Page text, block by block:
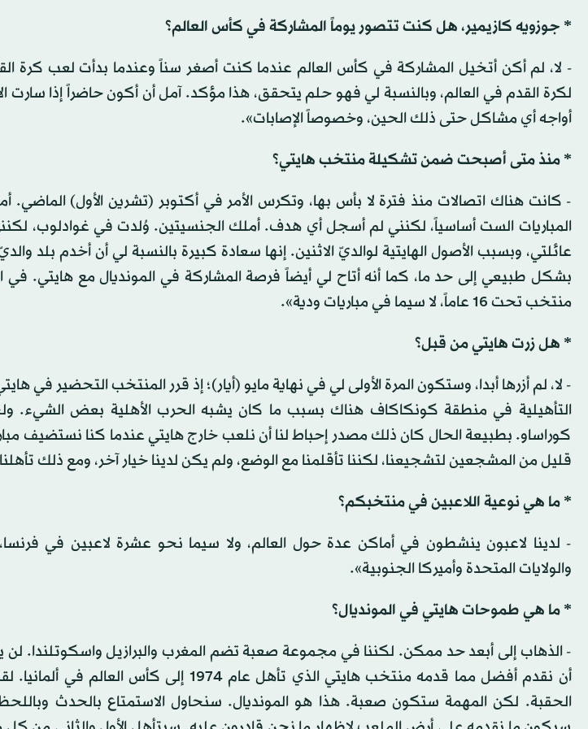
* جوزويه كازيمير، هل كنت تتصور يوماً المشاركة في كأس العالم؟
- لا، لم أكن أتخيل المشاركة في كأس العالم عندما كنت أصغر سناً وعندما بدأت لعب كرة
لكرة القدم في العالم، وبالنسبة لي فهو حلم يتحقق، هذا مؤكد. آمل أن أكون حاضراً إذا سارت
أواجه أي مشاكل حتى ذلك الحين، وخصوصاً الإصابات».
* منذ متى أصبحت ضمن تشكيلة منتخب هايتي؟
- كانت هناك اتصالات منذ فترة لا بأس بها، وتكرس الأمر في أكتوبر (تشرين الأول)
المباريات الست أساسياً، لكنني لم أسجل أي هدف. أملك الجنسيتين. وُلدت في غوادلوب،
عائلتي، وبسبب الأصول الهايتية لوالديّ الاثنين. إنها سعادة كبيرة بالنسبة لي أن أخدم بلد
بشكل طبيعي إلى حد ما، كما أنه أتاح لي أيضاً فرصة المشاركة في المونديال مع هايتي. في
منتخب تحت 16 عاماً، لا سيما في مباريات ودية».
* هل زرت هايتي من قبل؟
- لا، لم أزرها أبدا، وستكون المرة الأولى لي في نهاية مايو (أيار)؛ إذ قرر المنتخب التحضير في
التأهيلية في منطقة كونكاكاف هناك بسبب ما كان يشبه الحرب الأهلية بعض الشيء.
كوراساو. بطبيعة الحال كان ذلك مصدر إحباط لنا أن نلعب خارج هايتي عندما كنا نستضيف
قليل من المشجعين لتشجيعنا، لكننا تأقلمنا مع الوضع، ولم يكن لدينا خيار آخر، ومع ذلك
* ما هي نوعية اللاعبين في منتخبكم؟
- لدينا لاعبون ينشطون في أماكن عدة حول العالم، ولا سيما نحو عشرة لاعبين في
والولايات المتحدة وأميركا الجنوبية».
* ما هي طموحات هايتي في المونديال؟
- الذهاب إلى أبعد حد ممكن. لكننا في مجموعة صعبة تضم المغرب والبرازيل واسكوتلندا. لن
أن نقدم أفضل مما قدمه منتخب هايتي الذي تأهل عام
الحقبة. لكن المهمة ستكون صعبة. هذا هو المونديال. سنحاول الاستمتاع بالحدث